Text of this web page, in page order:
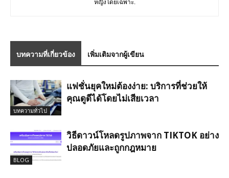
หญิงโดยเฉพาะ.
บทความที่เกี่ยวข้อง เพิ่มเติมจากผู้เขียน
บทความทั่วไป
แฟชั่นยุคใหม่ต้องง่าย: บริการที่ช่วยให้
คุณดูดีได้โดยไม่เสียเวลา
BLOG
วิธีดาวน์โหลดรูปภาพจาก TIKTOK อย่าง
ปลอดภัยและถูกกฎหมาย